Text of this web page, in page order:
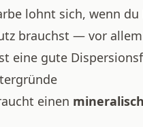
lohnt sich, wenn
brauchst — vor
eine gute
einen